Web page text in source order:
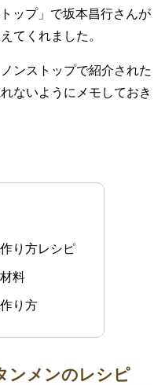
ップ」で坂本昌行さんが
てくれました。
ンストップで紹介された
ないようにメモしておき
り方レシピ
料
り方
ンメンのレシピ